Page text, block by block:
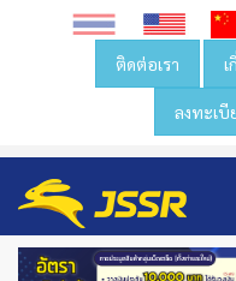
ติดต่อเรา เ
ลงทะเ